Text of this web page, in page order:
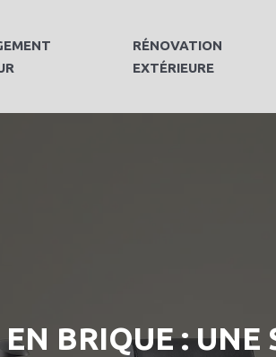
RÉNOVATION
EXTÉRIEURE
BRIQUE :